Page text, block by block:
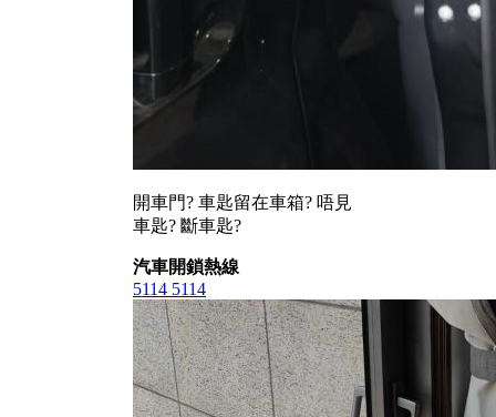
開車門? 車匙留在車箱? 唔見
車匙? 斷車匙?
汽車開鎖熱線
5114 5114